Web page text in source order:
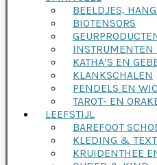
BEELDJES,
BIOTENSORS
INSTRUMENTEN
KATHA’S EN
KLANKSCHALEN
PENDELS EN
TAROT- EN
LEEFSTIJL
BAREFOOT
KLEDING &
KRUIDENTHEE